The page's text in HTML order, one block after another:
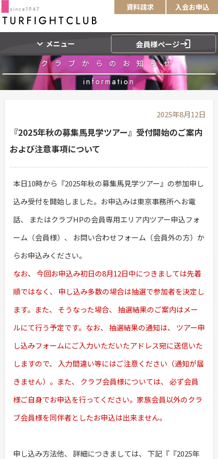
資料請求 入会お申込
expand_more メニュー 会員様ページlogin
クラブからのお知らせ
information
2025年8月12日
『2025年秋の募集馬見学ツアー』受付開始のご案内
および注意事項について
本日10時から『2025年秋の募集馬見学ツアー』の参加申し
込み受付を開始しました。お申込みは東京事務所へお電
話、 またはクラブHPの会員専用エリア内ツアー申込フォ
ーム（会員様）、 お問い合わせフォーム（会員外の方）か
らお申込みください。
なお、 今回お申込み初日の8月12日中につきましては先着
順ではなく、 申し込み多数の場合は抽選で参加者を決定し
ます。また、 そうなった場合、 抽選結果のご案内はメー
ルにて行う予定です。なお、 抽選結果の通知は、 ツアー申
し込みフォームにご入力いただいたアドレス宛に送信いた
しますので、 入力間違い等にはご注意ください（通知が届
きません）。また、 クラブ会員様については、 必ず会員
様ご自身でお申込を行ってください。家族会員以外のクラ
ブ会員様を同伴者としたお申込は出来ません。
申し込み方法他、 詳細につきましては、 下記『『2025年